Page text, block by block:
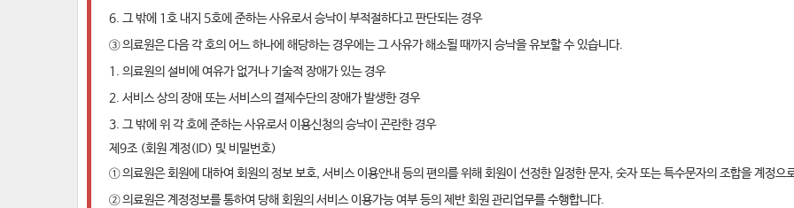
6. 그 밖에 1호 내지 5호에 준하는 사유로서 승낙이 부적절하다고 판단되는 경우
③ 의료원은 다음 각 호의 어느 하나에 해당하는 경우에는 그 사유가 해소될 때까지 승낙을 유보할 수 있습니다.
1. 의료원의 설비에 여유가 없거나 기술적 장애가 있는 경우
2. 서비스 상의 장애 또는 서비스의 결제수단의 장애가 발생한 경우
3. 그 밖에 위 각 호에 준하는 사유로서 이용신청의 승낙이 곤란한 경우
제9조 (회원 계정(ID) 및 비밀번호)
① 의료원은 회원에 대하여 회원의 정보 보호, 서비스 이용안내 등의 편의를 위해 회원이 선정한 일정한 문자, 숫자 또는 특수문자의 조합을 계정으
② 의료원은 계정정보를 통하여 당해 회원의 서비스 이용가능 여부 등의 제반 회원 관리업무를 수행합니다.